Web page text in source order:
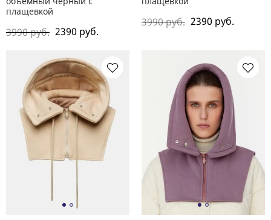
плащевкой
3990 руб. 2390 руб.
3990 руб. 2390 руб.